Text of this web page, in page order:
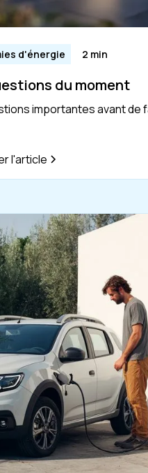
d'énergie 2 min
du moment
importantes avant de
l'article